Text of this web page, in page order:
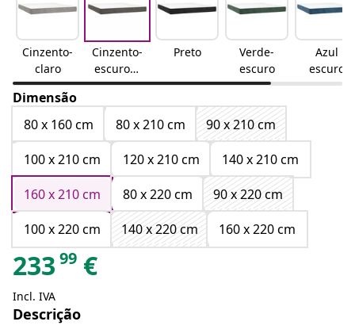
Cinzento-
claro
Cinzento-
escuroCi
nzento
escuro
Preto
Verde-
escuro
Azul
escuro
Dimensão
80 x 160 cm
80 x 210 cm
90 x 210 cm
100 x 210 cm
120 x 210 cm
140 x 210 cm
160 x 210 cm
80 x 220 cm
90 x 220 cm
100 x 220 cm
140 x 220 cm 160 x 220 cm
233 99 €
Incl. IVA
Descrição